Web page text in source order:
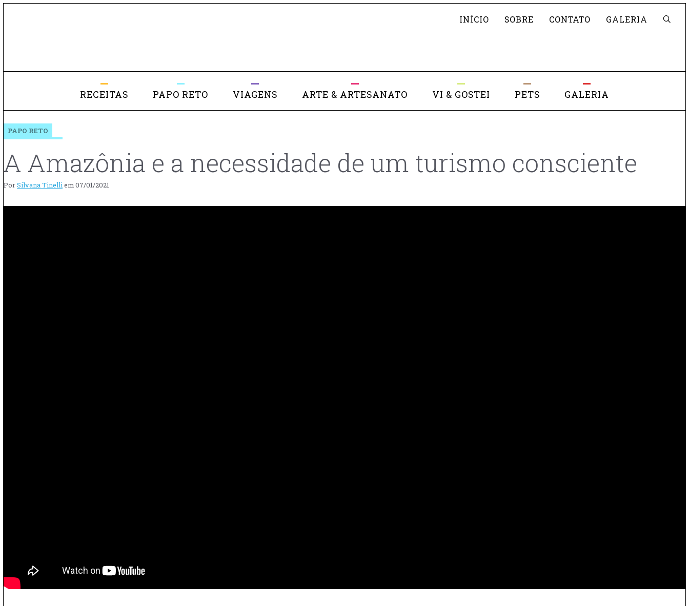
Pesquisar
INÍCIO
SOBRE CONTATO GALERIA
RECEITAS PAPO RETO VIAGENS ARTE & ARTESANATO VI & GOSTEI PETS GALERIA
PAPO RETO
A Amazônia e a necessidade de um turismo consciente
PorSilvana Tinelli em 07/01/2021